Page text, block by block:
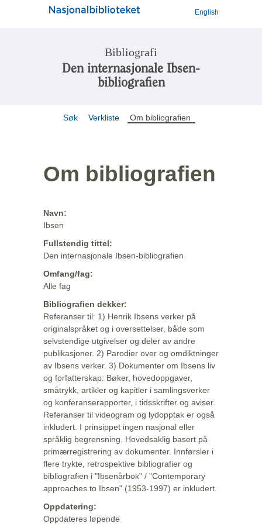
English
Bibliografi
Den internasjonale Ibsen-
bibliografien
Søk Verkliste Om bibliografien
Om bibliografien
Navn:
Ibsen
Fullstendig tittel:
Den internasjonale Ibsen-bibliografien
Omfang/fag:
Alle fag
Bibliografien dekker:
Referanser til: 1) Henrik Ibsens verker på
originalspråket og i oversettelser, både som
selvstendige utgivelser og deler av andre
publikasjoner. 2) Parodier over og omdiktninger
av Ibsens verker. 3) Dokumenter om Ibsens liv
og forfatterskap: Bøker, hovedoppgaver,
småtrykk, artikler og kapitler i samlingsverker
og konferanserapporter, i tidsskrifter og aviser.
Referanser til videogram og lydopptak er også
inkludert. I prinsippet ingen nasjonal eller
språklig begrensning. Hovedsaklig basert på
primærregistrering av dokumenter. Innførsler i
flere trykte, retrospektive bibliografier og
bibliografien i "Ibsenårbok" / "Contemporary
approaches to Ibsen" (1953-1997) er inkludert.
Oppdatering:
Oppdateres løpende